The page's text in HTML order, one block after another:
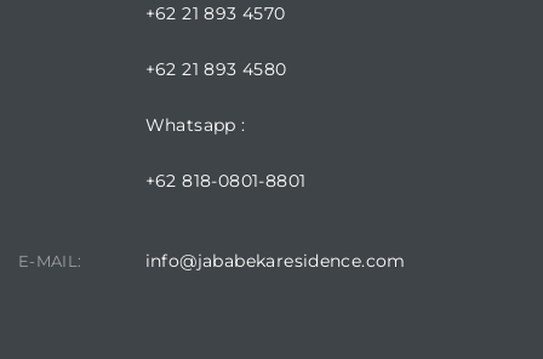
+62 21 893 4570
+62 21 893 4580
Whatsapp :
+62 818-0801-8801
E-MAIL: info@jababekaresidence.com